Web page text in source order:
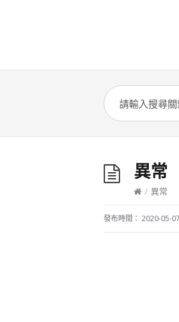
異常
/ 異常
發布時間： 2020-05-07